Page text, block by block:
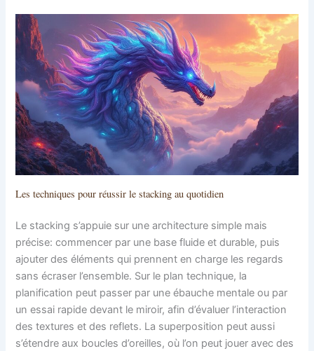
Les techniques pour réussir le stacking au quotidien
Le stacking s’appuie sur une architecture simple mais
précise: commencer par une base fluide et durable, puis
ajouter des éléments qui prennent en charge les regards
sans écraser l’ensemble. Sur le plan technique, la
planification peut passer par une ébauche mentale ou par
un essai rapide devant le miroir, afin d’évaluer l’interaction
des textures et des reflets. La superposition peut aussi
s’étendre aux boucles d’oreilles, où l’on peut jouer avec des